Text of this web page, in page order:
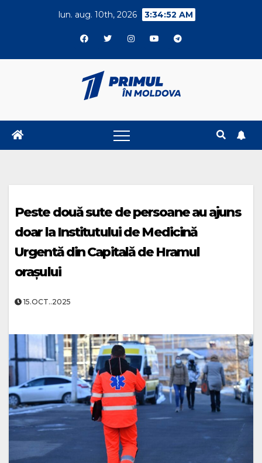
lun. aug. 10th, 2026 3:34:52 AM
Peste douǎ sute de persoane au ajuns
doar la Institutului de Medicină
Urgentă din Capitalǎ de Hramul
orașului
15.OCT..2025